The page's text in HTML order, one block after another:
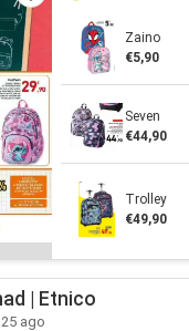
Zaino
€5,90
Seven
€44,90
Trolley
€49,90
| Etnico
ago